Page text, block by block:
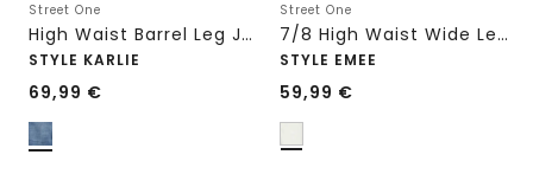
Street One
High Waist Barrel Leg Jeans im Loose Fit
STYLE KARLIE
69,99 €
Street One
7/8 High Waist Wide Leg Jeans im Loose Fit
STYLE EMEE
59,99 €